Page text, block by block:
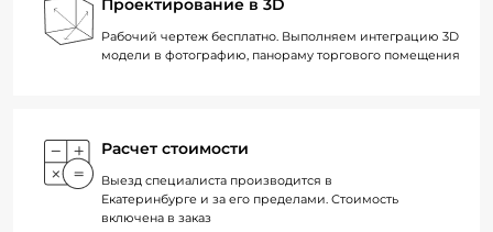
Проектирование в 3D
Рабочий чертеж бесплатно. Выполняем интеграцию 3D
модели в фотографию, панораму торгового помещения
Расчет стоимости
Выезд специалиста производится в
Екатеринбурге и за его пределами. Стоимость
включена в заказ